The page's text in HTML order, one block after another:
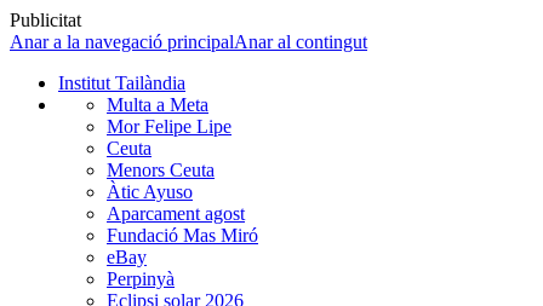
Publicitat
Anar a la navegació principalAnar al contingut
Institut Tailàndia
Multa a Meta
Mor Felipe Lipe
Ceuta
Menors Ceuta
Àtic Ayuso
Aparcament agost
Fundació Mas Miró
eBay
Perpinyà
Eclipsi solar 2026